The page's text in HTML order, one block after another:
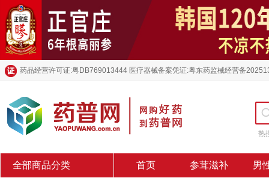
药品经营许可证:粤DB769013444 医疗器械备案凭证:粤东药监械经营备
热
全部商品分类 首页 参茸滋补 男